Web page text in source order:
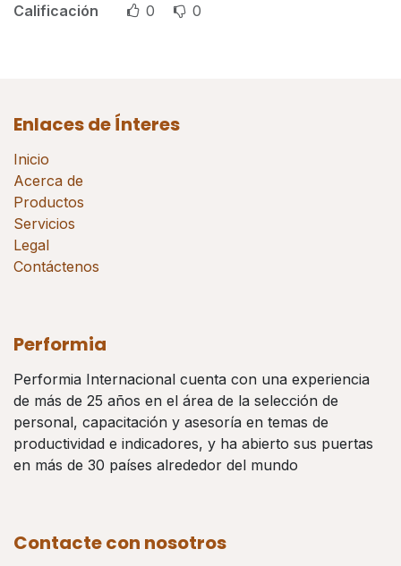
Calificación
0 0
Enlaces de Ínteres
Inicio
Acerca de
Productos
Servicios
Legal
Contáctenos
Performia
Performia Internacional cuenta con una experiencia
de más de 25 años en el área de la selección de
personal, capacitación y asesoría en temas de
productividad e indicadores, y ha abierto sus puertas
en más de 30 países alrededor del mundo
Contacte con nosotros